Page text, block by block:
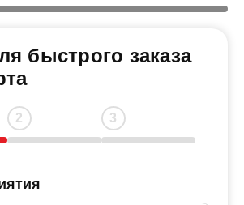
быстрого заказа